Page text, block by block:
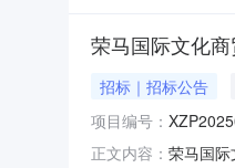
荣马国际文化
招标｜招标公告
项目编号：
正文内容： 荣马国